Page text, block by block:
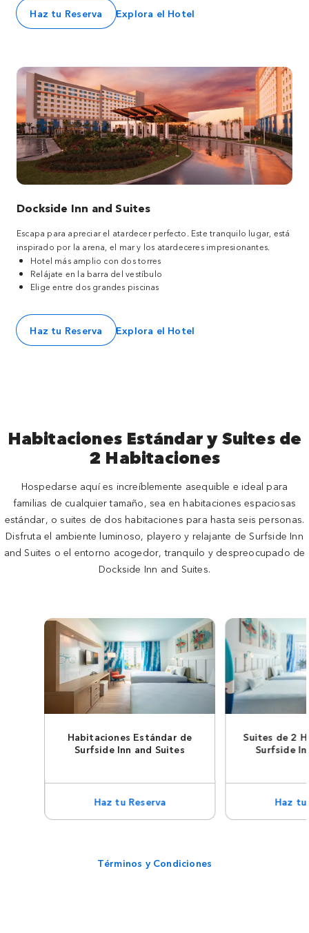
Haz tu Reserva Explora el Hotel
Dockside Inn and Suites
Escapa para apreciar el atardecer perfecto. Este tranquilo lugar, está
inspirado por la arena, el mar y los atardeceres impresionantes.
Hotel más amplio con dos torres
Relájate en la barra del vestíbulo
Elige entre dos grandes piscinas
Haz tu Reserva Explora el Hotel
Habitaciones Estándar y Suites de
2 Habitaciones
Hospedarse aquí es increíblemente asequible e ideal para
familias de cualquier tamaño, sea en habitaciones espaciosas
estándar, o suites de dos habitaciones para hasta seis personas.
Disfruta el ambiente luminoso, playero y relajante de Surfside Inn
and Suites o el entorno acogedor, tranquilo y despreocupado de
Dockside Inn and Suites.
Habitaciones Estándar de
Surfside Inn and Suites
Haz tu Reserva
Suites de 2
Surfside
Haz tu
Términos y Condiciones